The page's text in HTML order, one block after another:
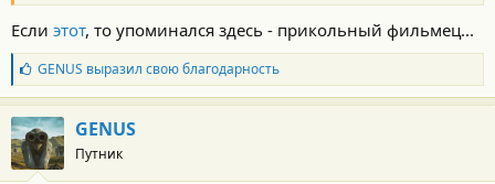
Если этот, то упоминался здесь - прикольный фильмец...
Б
л
а
г
о
д
а
GENUS выразил свою благодарность
GENUS
Путник